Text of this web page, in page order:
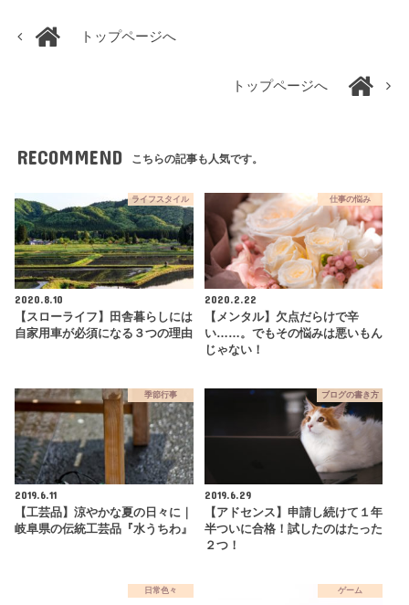
トップページへ
トップページへ
RECOMMEND こちらの記事も人気です。
ライフスタイル
2020.8.10
【スローライフ】田舎暮らしには
自家用車が必須になる３つの理由
仕事の悩み
2020.2.22
【メンタル】欠点だらけで辛
い……。でもその悩みは悪いもん
じゃない！
季節行事
2019.6.11
【工芸品】涼やかな夏の日々に｜
岐阜県の伝統工芸品『水うちわ』
ブログの書き方
2019.6.29
【アドセンス】申請し続けて１年
半ついに合格！試したのはたった
２つ！
日常色々 ゲーム